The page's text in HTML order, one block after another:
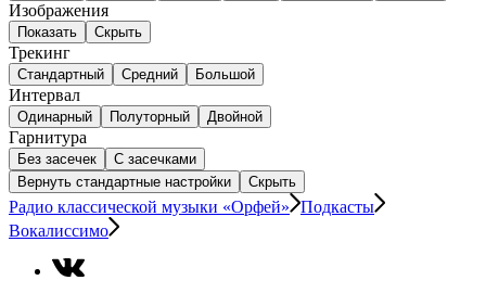
Изображения
Показать Скрыть
Трекинг
Стандартный Средний Большой
Интервал
Одинарный Полуторный Двойной
Гарнитура
Без засечек
С засечками
Вернуть стандартные настройки
Скрыть
Радио классической музыки «Орфей»
Подкасты
Вокалиссимо